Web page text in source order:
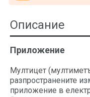
Описание
Приложение
Мултицет
разпространените
приложение в